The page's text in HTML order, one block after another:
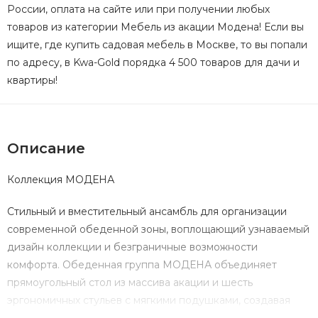
России, оплата на сайте или при получении любых
товаров из категории Мебель из акации Модена! Если вы
ищите, где купить садовая мебель в Москве, то вы попали
по адресу, в Kwa-Gold порядка 4 500 товаров для дачи и
квартиры!
Описание
Коллекция МОДЕНА
Стильный и вместительный ансамбль для организации
современной обеденной зоны, воплощающий узнаваемый
дизайн коллекции и безграничные возможности
комфорта. Обеденная группа МОДЕНА объединяет
прямоугольный стол из массива акации и шесть
эргономичных стульев с мягкими подушками, создавая